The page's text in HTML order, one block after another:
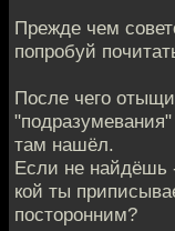
Прежде чем
попробуй
После чего
там нашёл.
Если не найдёшь
кой ты
посторонним?